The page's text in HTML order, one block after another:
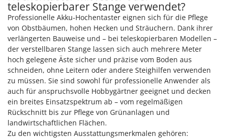
teleskopierbarer Stange verwendet?
Professionelle Akku-Hochentaster eignen sich für die Pflege
von Obstbäumen, hohen Hecken und Sträuchern. Dank ihrer
verlängerten Bauweise und – bei teleskopierbaren Modellen –
der verstellbaren Stange lassen sich auch mehrere Meter
hoch gelegene Äste sicher und präzise vom Boden aus
schneiden, ohne Leitern oder andere Steighilfen verwenden
zu müssen. Sie sind sowohl für professionelle Anwender als
auch für anspruchsvolle Hobbygärtner geeignet und decken
ein breites Einsatzspektrum ab – vom regelmäßigen
Rückschnitt bis zur Pflege von Grünanlagen und
landwirtschaftlichen Flächen.
Zu den wichtigsten Ausstattungsmerkmalen gehören: